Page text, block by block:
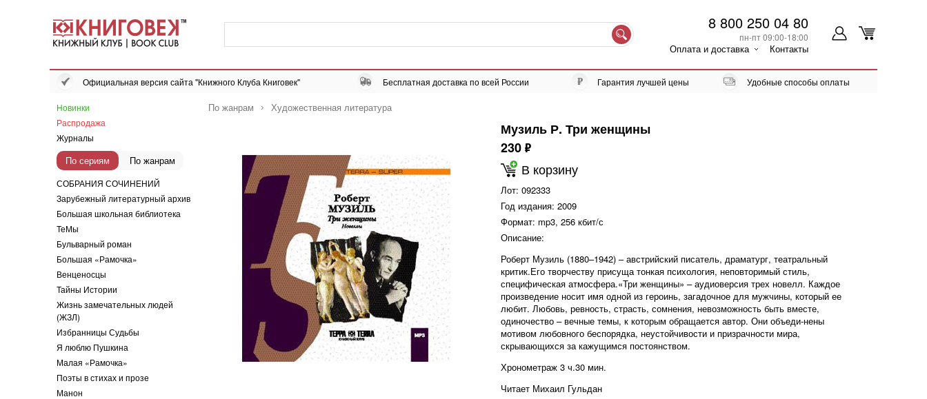
8 800 250 04 80
пн-пт 09:00-18:00
Оплата и доставка Контакты
Официальная версия сайта "Книжного Клуба Книговек" Бесплатная доставка по всей России Гарантия лучшей цены Удобные способы оплаты
Новинки
Распродажа
Журналы
По сериям По жанрам
СОБРАНИЯ СОЧИНЕНИЙ
Зарубежный литературный архив
Большая школьная библиотека
ТеМы
Бульварный роман
Большая «Рамочка»
Венценосцы
Тайны Истории
Жизнь замечательных людей
(ЖЗЛ)
Избранницы Судьбы
Я люблю Пушкина
Малая «Рамочка»
Поэты в стихах и прозе
Манон
По жанрам Художественная литература
Музиль Р. Три женщины
230 ф
В корзину
Лот: 092333
Год издания: 2009
Формат: mp3, 256 кбит/с
Описание:
Роберт Музиль (1880–1942) – австрийский писатель, драматург, театральный
критик.Его творчеству присуща тонкая психология, неповторимый стиль,
специфическая атмосфера.«Три женщины» – аудиоверсия трех новелл. Каждое
произведение носит имя одной из героинь, загадочное для мужчины, который ее
любит. Любовь, ревность, страсть, сомнения, невозможность быть вместе,
одиночество – вечные темы, к которым обращается автор. Они объеди-нены
мотивом любовного беспорядка, неустойчивости и призрачности мира,
скрывающихся за кажущимся постоянством.
Хронометраж 3 ч.30 мин.
Читает Михаил Гульдан